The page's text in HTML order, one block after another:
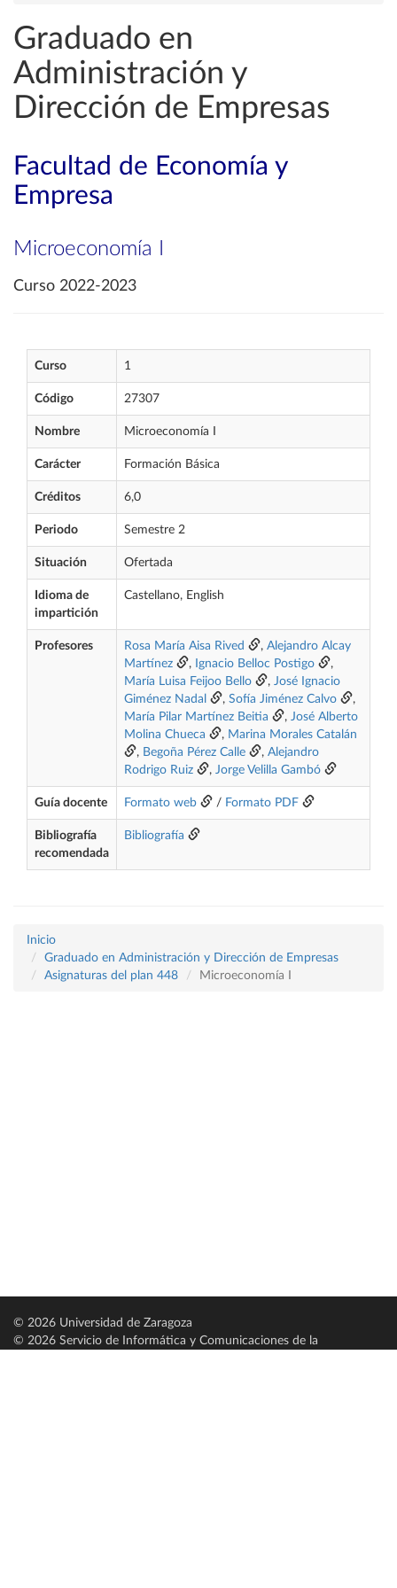
Graduado en
Administración y
Dirección de Empresas
Facultad de Economía y
Empresa
Microeconomía I
Curso 2022-2023
Curso 1
Código 27307
Nombre Microeconomía I
Carácter Formación Básica
Créditos 6,0
Periodo Semestre 2
Situación Ofertada
Idioma de
impartición
Castellano, English
Profesores Rosa María Aisa Rived , Alejandro Alcay
Martínez
, Ignacio Belloc Postigo
,
María Luisa Feijoo Bello
, José Ignacio
Giménez Nadal
, Sofía Jiménez Calvo
,
María Pilar Martínez Beitia
, José Alberto
Molina Chueca
, Marina Morales Catalán
, Begoña Pérez Calle , Alejandro
Rodrigo Ruiz
, Jorge Velilla Gambó
Guía docente Formato web / Formato PDF
Bibliografía
recomendada
Bibliografía
Inicio
Graduado en Administración y Dirección de Empresas
Asignaturas del plan 448
Microeconomía I
© 2026 Universidad de Zaragoza
© 2026 Servicio de Informática y Comunicaciones de la